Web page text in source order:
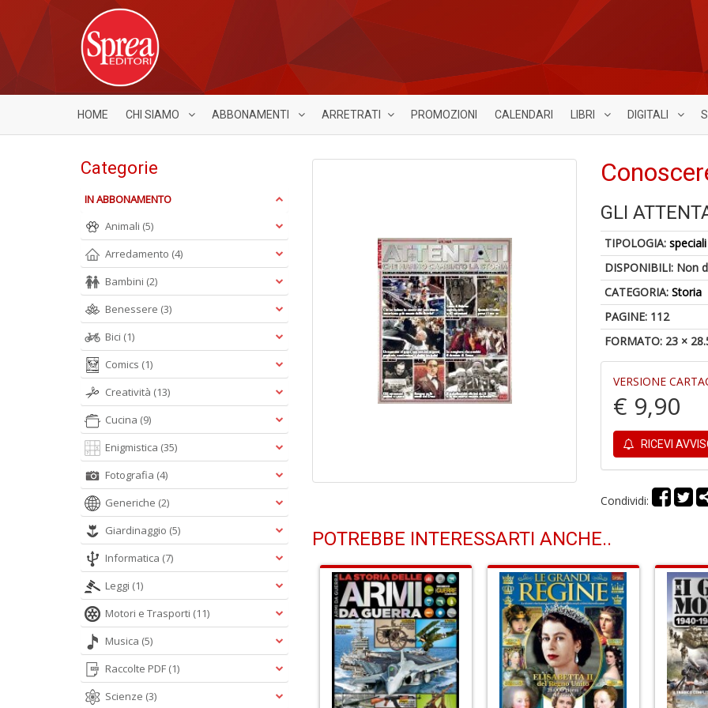
HOME CHI SIAMO ABBONAMENTI ARRETRATI PROMOZIONI CALENDARI LIBRI DIGITALI
GLI
TIPOLOGIA:speciali
DISPONIBILI: Non
CATEGORIA:Storia
PAGINE: 112
FORMATO: 23 ×
VERSIONE
€ 9,90
RICEVI
Condividi:
POTREBBE INTERESSARTI ANCHE..
Categorie
IN ABBONAMENTO
Animali (5)
Arredamento (4)
Bambini (2)
Benessere (3)
Bici (1)
Comics (1)
Creatività (13)
Cucina (9)
Enigmistica (35)
Fotografia (4)
Generiche (2)
Giardinaggio (5)
Informatica (7)
Leggi (1)
Motori e Trasporti (11)
Musica (5)
Raccolte PDF (1)
Scienze (3)